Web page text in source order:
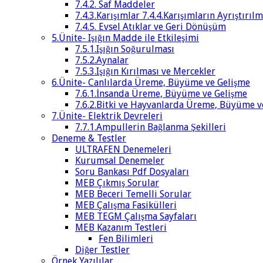
7.4.2. Saf Maddeler
7.4.3.Karışımlar 7.4.4.Karışımların
7.4.5. Evsel Atıklar ve Geri Dönüşüm
5.Ünite- Işığın Madde ile Etkileşimi
7.5.1.Işığın Soğurulması
7.5.2.Aynalar
7.5.3.Işığın Kırılması ve Mercekler
6.Ünite- Canlılarda Üreme, Büyüme ve Gelişme
7.6.1.İnsanda Üreme, Büyüme ve Gelişme
7.6.2.Bitki ve Hayvanlarda Üreme, Büyüme
7.Ünite- Elektrik Devreleri
7.7.1.Ampullerin Bağlanma Şekilleri
Deneme & Testler
ULTRAFEN Denemeleri
Kurumsal Denemeler
Soru Bankası Pdf Dosyaları
MEB Çıkmış Sorular
MEB Beceri Temelli Sorular
MEB Çalışma Fasikülleri
MEB TEGM Çalışma Sayfaları
MEB Kazanım Testleri
Fen Bilimleri
Diğer Testler